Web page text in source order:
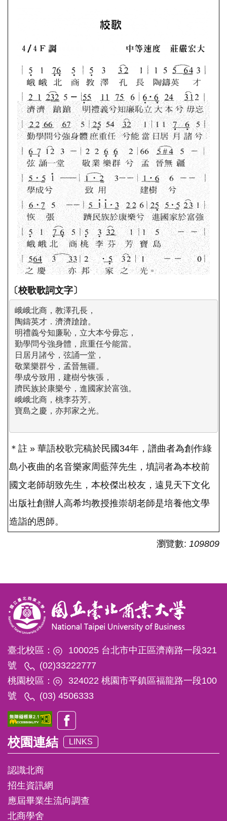
〔校歌歌詞文字〕
峨峨北商，教澤孔長，
陶鑄英才．濟濟蹌蹌。
明禮義兮知廉恥，立大本兮毋忘，
勤學問兮強身體，庶重任兮能當。
日居月諸兮，弦誦一堂，
敬業樂群兮，孟晉無疆。
學成兮致用，建樹兮恢張，
躋民族於康樂兮，進國家於富強。
峨峨北商，桃李芬芳。
寶島之慶，亦邦家之光。
＊註 » 華語校歌完稿於民國34年，譜曲者為創作綠
島小夜曲的名音樂家周藍萍先生，填詞者為本校前
國文老師胡致先生，本校傑出校友，遠見天下文化
出版社創辦人高希均教授推崇胡老師是培養他文學
造詣的恩師。
瀏覽數: 109809
臺北校區：
100025 台北市中正區濟南路一段321
號
(02)33222777
桃園校區：
324022 桃園市平鎮區福龍路一段100
號
(03) 4506333
校園連結 LINKS
認識北商
招生資訊網
應屆畢業生流向調查
北商學舍